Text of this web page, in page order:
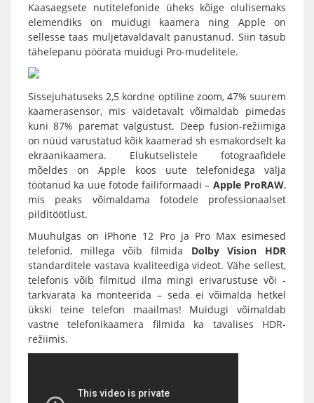
Kaasaegsete nutitelefonide üheks kõige olulisemaks
elemendiks on muidugi kaamera ning Apple on
sellesse taas muljetavaldavalt panustanud. Siin tasub
tähelepanu pöörata muidugi Pro-mudelitele.
Sissejuhatuseks 2,5 kordne optiline zoom, 47% suurem
kaamerasensor, mis väidetavalt võimaldab pimedas
kuni 87% paremat valgustust. Deep fusion-režiimiga
on nüüd varustatud kõik kaamerad sh esmakordselt ka
ekraanikaamera. Elukutselistele fotograafidele
mõeldes on Apple koos uute telefonidega välja
töötanud ka uue fotode failiformaadi – Apple ProRAW,
mis peaks võimaldama fotodele professionaalset
pilditöötlust.
Muuhulgas on iPhone 12 Pro ja Pro Max esimesed
telefonid, millega võib filmida Dolby Vision HDR
standarditele vastava kvaliteediga videot. Vähe sellest,
telefonis võib filmitud ilma mingi erivarustuse või -
tarkvarata ka monteerida – seda ei võimalda hetkel
ükski teine telefon maailmas! Muidugi võimaldab
vastne telefonikaamera filmida ka tavalises HDR-
režiimis.